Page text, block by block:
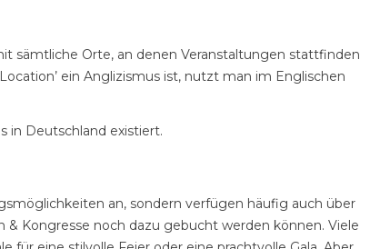
sämtliche Orte, an denen Veranstaltungen stattfinden
ein Anglizismus ist, nutzt man im Englischen
in Deutschland existiert.
an, sondern verfügen häufig auch über
Kongresse noch dazu gebucht werden können. Viele